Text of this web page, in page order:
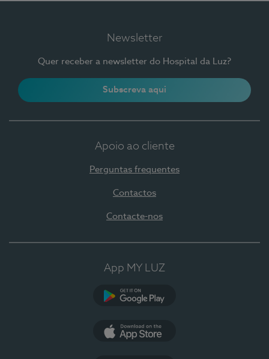
Newsletter
Quer receber a newsletter do Hospital da Luz?
Subscreva aqui
Apoio ao cliente
Perguntas frequentes
Contactos
Contacte-nos
App MY LUZ